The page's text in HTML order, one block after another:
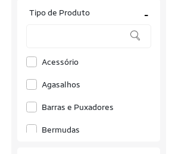
Dare
DHS
Donic Schildkrot
Drop Shot
Dunlop
Tipo de Produto -
Acessório
Agasalhos
Barras e Puxadores
Bermudas